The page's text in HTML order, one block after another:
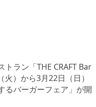
ラン「THE CRAFT Bar
）から3月22日（日）
るバーガーフェア」が開